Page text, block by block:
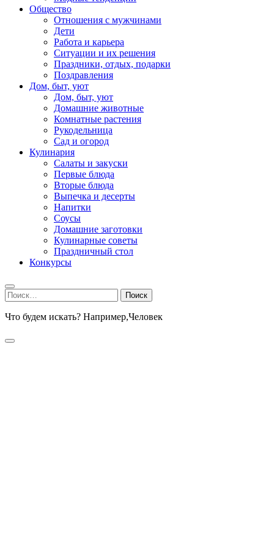
Общество
Отношения с мужчинами
Дети
Работа и карьера
Ситуации и их решения
Праздники, отдых, подарки
Поздравления
Дом, быт, уют
Дом, быт, уют
Домашние животные
Комнатные растения
Рукодельница
Сад и огород
Кулинария
Салаты и закуски
Первые блюда
Вторые блюда
Выпечка и десерты
Напитки
Соусы
Домашние заготовки
Кулинарные советы
Праздничный стол
Конкурсы
Найти:
Что будем искать? Например,Человек